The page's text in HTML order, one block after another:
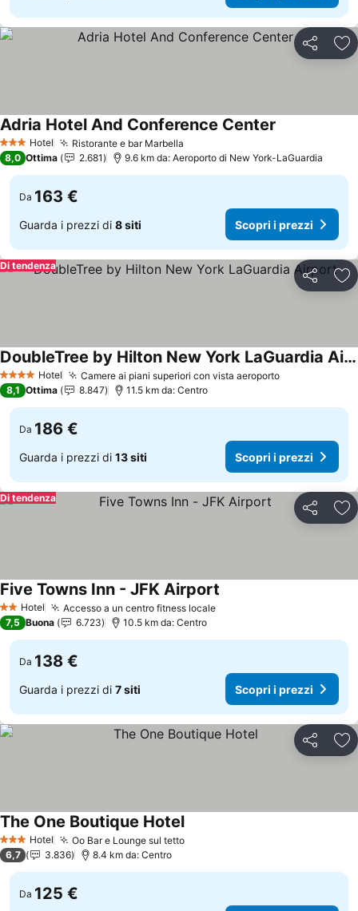
Condividi
3 StelleHotel Ristorante e bar Marbella
Adria Hotel And Conference Center
8,0 Ottima 2.681 9.6 km da: Aeroporto di New York-LaGuardia
Da 163 €
Guarda i prezzi di 8 siti Scopri i prezzi
Condividi
Di tendenza
4 Stelle Hotel Camere ai piani superiori con vista aeroportoScopri i
DoubleTree by Hilton New York LaGuardia Airport
Scopri i prezzi
8,1 Ottima 8.847 11.5 km da: Centro
Da 186 €
Guarda i prezzi di 13 siti Scopri i prezzi
Condividi
Di tendenza
2 StelleHotel Accesso a un centro fitness localeScopri i prezzi
Five Towns Inn - JFK Airport
7,5 Buona 6.723 10.5 km da: Centro
Da 138 €
Guarda i prezzi di 7 siti Scopri i prezzi
Condividi
3 StelleHotel Oo Bar e Lounge sul tettoScopri i prezzi
The One Boutique HotelScopri i prezzi
6,7 3.836 8.4 km da: Centro
Da 125 €